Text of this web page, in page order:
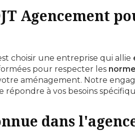
Agencement
choisir une entreprise qui allie
pour respecter les
aménagement. Notre
à vos besoins
dans